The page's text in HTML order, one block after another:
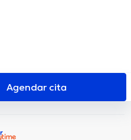
Agendar cita